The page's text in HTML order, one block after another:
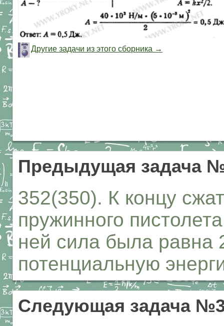
Другие задачи из этого сборника →
Предыдущая задача
352(350). К концу
пружинного
ней сила была равна
потенциальную
Следующая задача